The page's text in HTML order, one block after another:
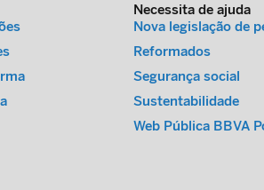
Necessita de ajuda
Nova legislação de
Reformados
Segurança social
Sustentabilidade
Web Pública BBVA